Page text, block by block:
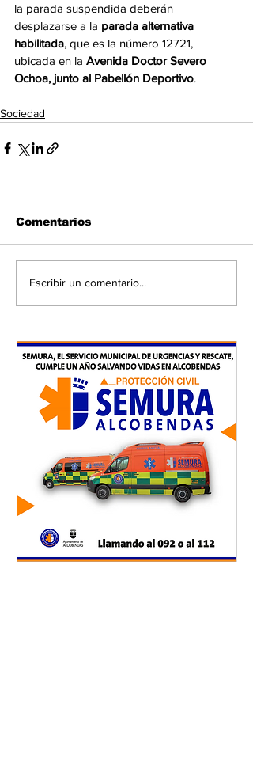
la parada suspendida deberán
desplazarse a la parada alternativa
habilitada, que es la número 12721,
ubicada en la Avenida Doctor Severo
Ochoa, junto al Pabellón Deportivo.
Sociedad
Comentarios
Escribir un comentario...